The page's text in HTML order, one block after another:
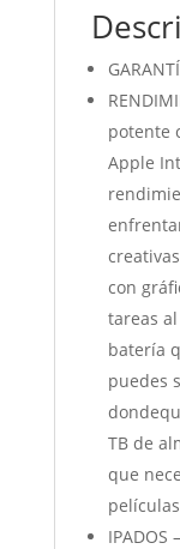
potente
Apple
con
tareas
batería
puedes
TB de
que